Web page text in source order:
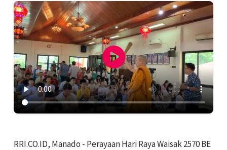
RRI.CO.ID, Manado - Perayaan Hari Raya Waisak 2570 BE